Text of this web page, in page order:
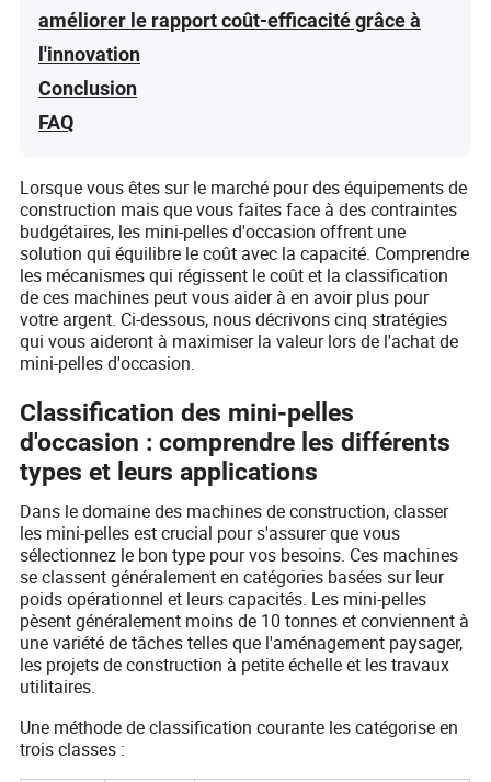
améliorer le rapport coût-efficacité grâce à
l'innovation
Conclusion
FAQ
Lorsque vous êtes sur le marché pour des équipements de
construction mais que vous faites face à des contraintes
budgétaires, les mini-pelles d'occasion offrent une
solution qui équilibre le coût avec la capacité. Comprendre
les mécanismes qui régissent le coût et la classification
de ces machines peut vous aider à en avoir plus pour
votre argent. Ci-dessous, nous décrivons cinq stratégies
qui vous aideront à maximiser la valeur lors de l'achat de
mini-pelles d'occasion.
Classification des mini-pelles
d'occasion : comprendre les différents
types et leurs applications
Dans le domaine des machines de construction, classer
les mini-pelles est crucial pour s'assurer que vous
sélectionnez le bon type pour vos besoins. Ces machines
se classent généralement en catégories basées sur leur
poids opérationnel et leurs capacités. Les mini-pelles
pèsent généralement moins de 10 tonnes et conviennent à
une variété de tâches telles que l'aménagement paysager,
les projets de construction à petite échelle et les travaux
utilitaires.
Une méthode de classification courante les catégorise en
trois classes :